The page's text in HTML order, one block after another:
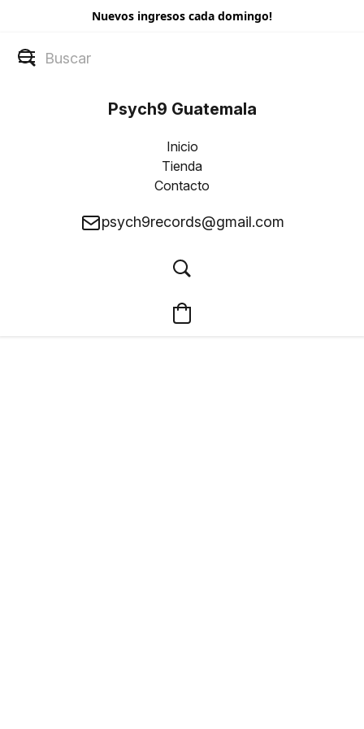
Nuevos ingresos cada domingo!
Psych9 Guatemala
Inicio
Tienda
Contacto
psych9records@gmail.com